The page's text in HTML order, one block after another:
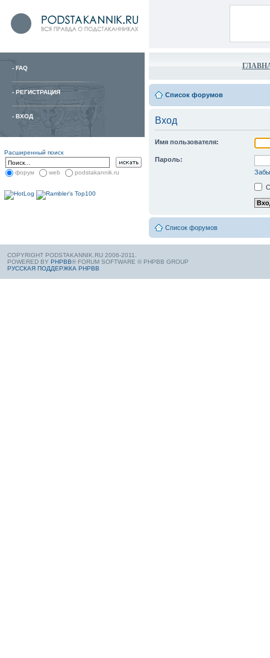
- FAQ
- РЕГИСТРАЦИЯ
- ВХОД
Расширенный поиск
форум web podstakannik.ru
Список форумов
Вход
Имя пользователя:
Пароль:
Список форумов
COPYRIGHT PODSTAKANNIK.RU 2006-2011.
POWERED BY PHPBB® FORUM SOFTWARE © PHPBB GROUP
РУССКАЯ ПОДДЕРЖКА PHPBB